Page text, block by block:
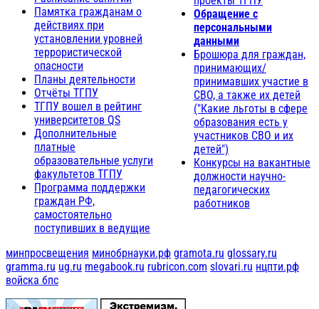
Памятка гражданам о
действиях при
установлении уровней
террористической
опасности
Планы деятельности
Отчёты ТГПУ
ТГПУ вошел в рейтинг
университетов QS
Дополнительные
платные
образовательные услуги
факультетов ТГПУ
Программа поддержки
граждан РФ,
самостоятельно
поступивших в ведущие
Обращение с
персональными
данными
Брошюра для граждан,
принимающих/
принимавших участие в
СВО, а также их детей
("Какие льготы в сфере
образования есть у
участников СВО и их
детей")
Конкурсы на вакантные
должности научно-
педагогических
работников
минпросвещения минобрнауки.рф gramota.ru glossary.ru
gramma.ru ug.ru megabook.ru rubricon.com slovari.ru нцпти.рф
войска бпс